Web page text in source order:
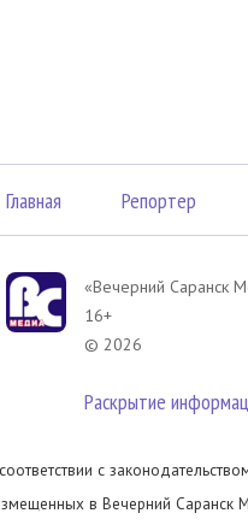
Главная Репортер
«Вечерний Саранск
16+
© 2026
Раскрытие
с
в Вечерний Саранск